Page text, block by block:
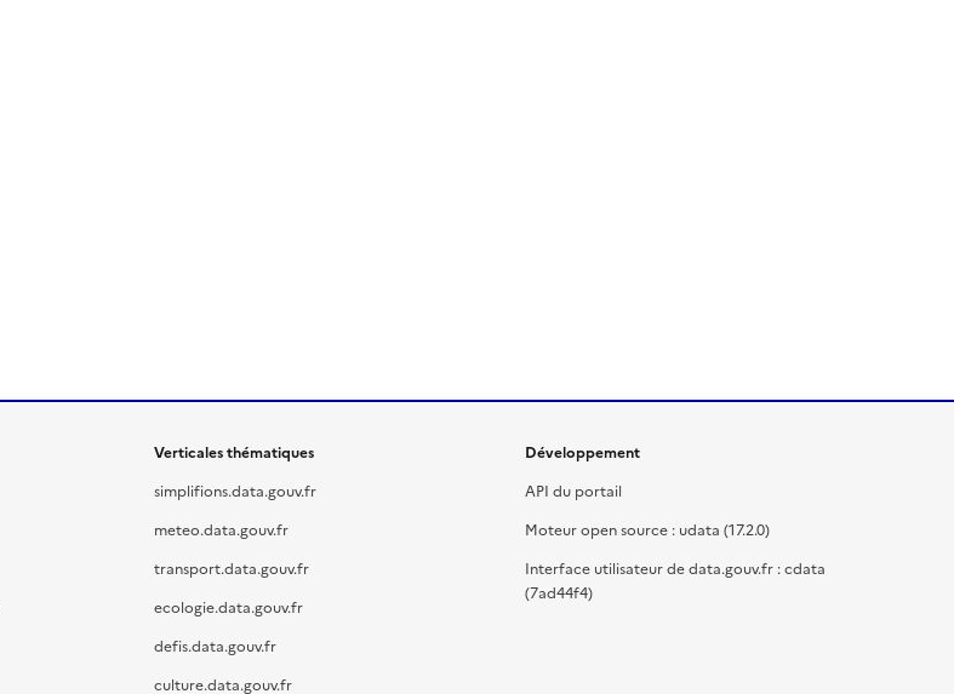
Verticales thématiques
simplifions.data.gouv.fr
meteo.data.gouv.fr
transport.data.gouv.fr
ecologie.data.gouv.fr
defis.data.gouv.fr
culture.data.gouv.fr
Développement
API du portail
Moteur open source : udata (17.2.0)
Interface utilisateur de data.gouv.fr : cdata
(7ad44f4)